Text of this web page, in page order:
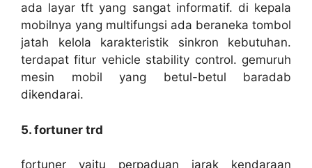
ada layar tft yang sangat informatif. di kepala
mobilnya yang multifungsi ada beraneka tombol
jatah kelola karakteristik sinkron kebutuhan.
terdapat fitur vehicle stability control. gemuruh
mesin mobil yang betul-betul baradab
dikendarai.
5. fortuner trd
fortuner yaitu perpaduan jarak kendaraan